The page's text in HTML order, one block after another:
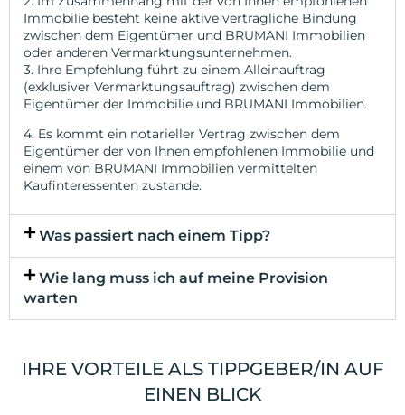
Immobilie besteht keine aktive vertragliche Bindung
zwischen dem Eigentümer und BRUMANI Immobilien
oder anderen Vermarktungsunternehmen.
3. Ihre Empfehlung führt zu einem Alleinauftrag
(exklusiver Vermarktungsauftrag) zwischen dem
Eigentümer der Immobilie und BRUMANI Immobilien.
4. Es kommt ein notarieller Vertrag zwischen dem
Eigentümer der von Ihnen empfohlenen Immobilie und
einem von BRUMANI Immobilien vermittelten
Kaufinteressenten zustande.
Was passiert nach einem Tipp?
Wie lang muss ich auf meine Provision
warten
IHRE VORTEILE ALS TIPPGEBER/IN AUF
EINEN BLICK